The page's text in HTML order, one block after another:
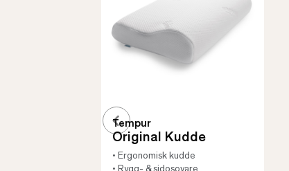
Tempur
Original Kudde
• Ergonomisk kudde